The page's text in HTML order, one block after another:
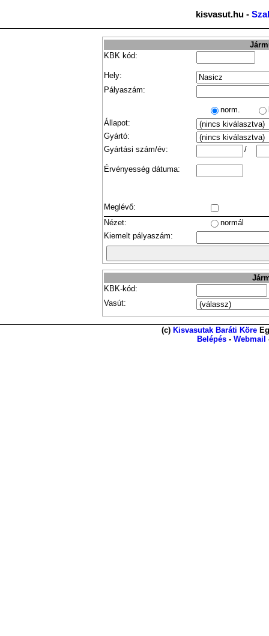
kisvasut.hu -
KBK kód:
Hely:
Pályaszám:
norm.
Állapot:
Gyártó:
Gyártási szám/év:
/
Érvényesség dátuma:
Meglévő:
Nézet:
normál
Kiemelt pályaszám:
KBK-kód:
Vasút:
(c) Kisvasutak Baráti Köre
Belépés - Webmail